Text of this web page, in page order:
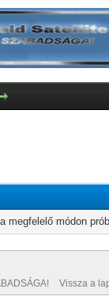
módon
Vissza a